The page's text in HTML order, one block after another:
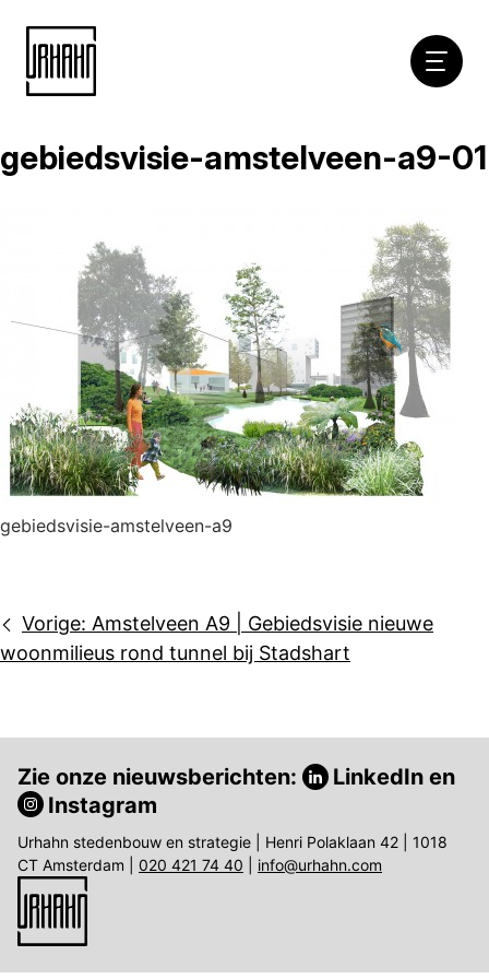
Naar
inhoud
gebiedsvisie-amstelveen-a9-01
gebiedsvisie-amstelveen-a9
Bericht
navigatie
Vorige: Amstelveen A9 | Gebiedsvisie nieuwe
woonmilieus rond tunnel bij Stadshart
Zie onze nieuwsberichten: LinkedIn en
Instagram
Urhahn stedenbouw en strategie | Henri Polaklaan 42 | 1018
CT Amsterdam | 020 421 74 40 info@urhahn.com